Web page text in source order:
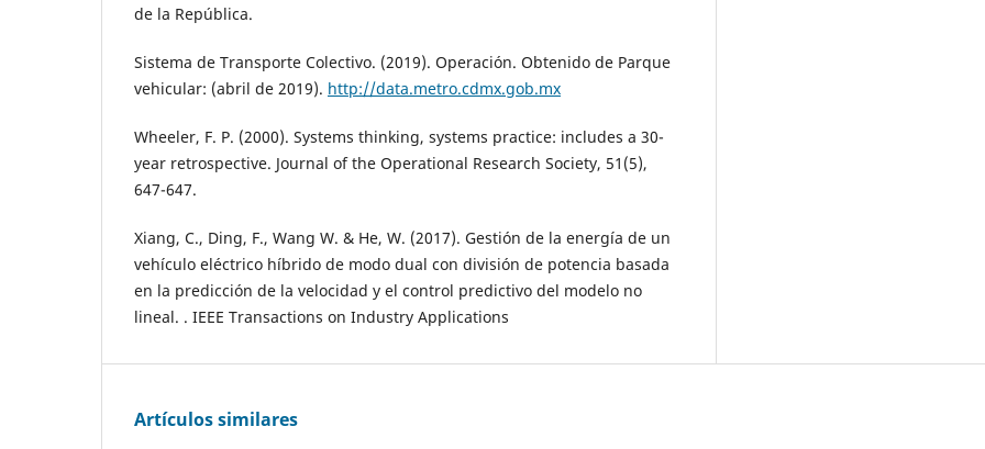
de la República.
Sistema de Transporte Colectivo. (2019). Operación. Obtenido de Parque
vehicular: (abril de 2019). http://data.metro.cdmx.gob.mx
Wheeler, F. P. (2000). Systems thinking, systems practice: includes a 30-
year retrospective. Journal of the Operational Research Society, 51(5),
647-647.
Xiang, C., Ding, F., Wang W. & He, W. (2017). Gestión de la energía de un
vehículo eléctrico híbrido de modo dual con división de potencia basada
en la predicción de la velocidad y el control predictivo del modelo no
lineal. . IEEE Transactions on Industry Applications
Artículos similares